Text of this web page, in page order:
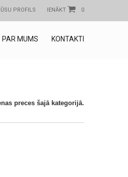
0
IENĀKT
PROFILS
PAR MUMS KONTAKTI
preces šajā kategorijā.